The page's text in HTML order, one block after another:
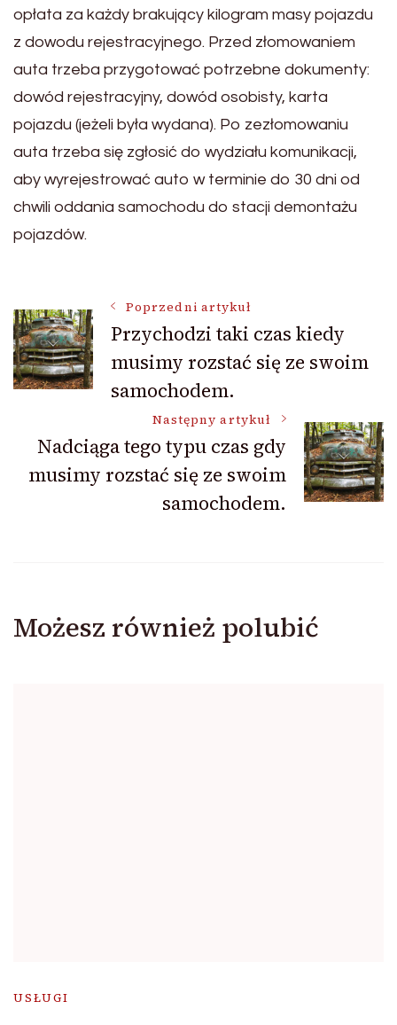
opłata za każdy brakujący kilogram masy pojazdu
z dowodu rejestracyjnego. Przed złomowaniem
auta trzeba przygotować potrzebne dokumenty:
dowód rejestracyjny, dowód osobisty, karta
pojazdu (jeżeli była wydana). Po zezłomowaniu
auta trzeba się zgłosić do wydziału komunikacji,
aby wyrejestrować auto w terminie do 30 dni od
chwili oddania samochodu do stacji demontażu
pojazdów.
Nawigacja
wpisu
Poprzedni artykuł
Przychodzi taki czas kiedy
musimy rozstać się ze swoim
samochodem.
Następny artykuł
Nadciąga tego typu czas gdy
musimy rozstać się ze swoim
samochodem.
Możesz również polubić
USŁUGI